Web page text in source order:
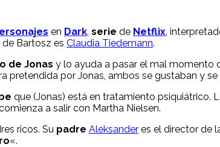
en Dark serie de Netflix ,
de Bartosz es Claudia Tiedemann.
de Jonas y lo ayuda a pasar el mal momento
pretendida por Jonas, ambos se gustaban y
que (Jonas) está en tratamiento psiquiátrico.
a salir con Martha Nielsen.
ricos. Su padre Aleksander es el director de
«.